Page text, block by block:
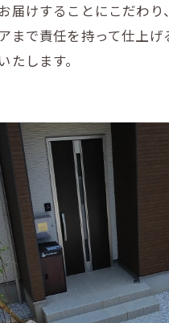
届けすることにこだわ
まで責任を持って仕上
たします。